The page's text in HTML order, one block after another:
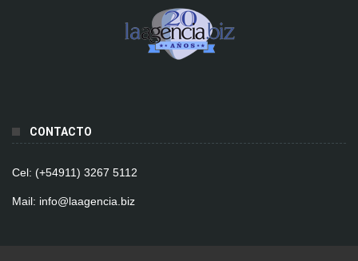
CONTACTO
Cel: (+54911) 3267 5112
Mail: info@laagencia.biz